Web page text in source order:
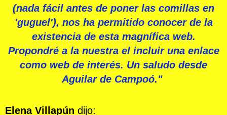
(nada fácil antes de poner las comillas en
'guguel'), nos ha permitido conocer de la
existencia de esta magnífica web.
Propondré a la nuestra el incluir una enlace
como web de interés. Un saludo desde
Aguilar de Campoó."
Elena Villapún dijo: